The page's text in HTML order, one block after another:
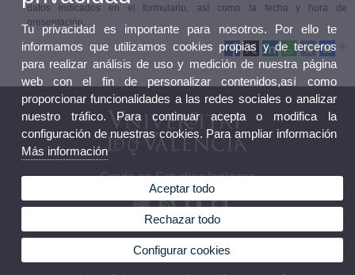
datos indicados en el formulario, así como la fecha y hora de
presentación.
Grado en Estudios Ingleses
© 2026 UV. - Av. Blasco Ibáñez, 32. 46010 Valencia. España. Tel. (+34) 96 386 42 54
Tu privacidad es importante para nosotros. Por ello te
informamos que utilizamos cookies propias y de terceros
para realizar análisis de uso y medición de nuestra página
web con el fin de personalizar contenidos,así como
proporcionar funcionalidades a las redes sociales o analizar
nuestro tráfico. Para continuar acepta o modifica la
configuración de nuestras cookies. Para ampliar información
Más información
Aceptar todo
Rechazar todo
Configurar cookies